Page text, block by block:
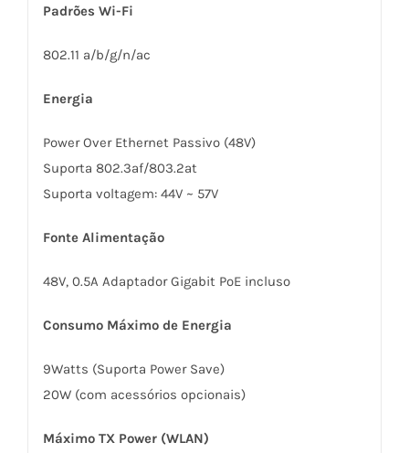
Padrões Wi-Fi
802.11 a/b/g/n/ac
Energia
Power Over Ethernet Passivo (48V)
Suporta 802.3af/803.2at
Suporta voltagem: 44V ~ 57V
Fonte Alimentação
48V, 0.5A Adaptador Gigabit PoE incluso
Consumo Máximo de Energia
9Watts (Suporta Power Save)
20W (com acessórios opcionais)
Máximo TX Power (WLAN)